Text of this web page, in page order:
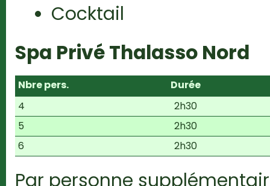
Cocktail
Spa Privé Thalasso Nord
Nbre pers.
Durée
4
2h30
5
2h30
6
2h30
Par personne